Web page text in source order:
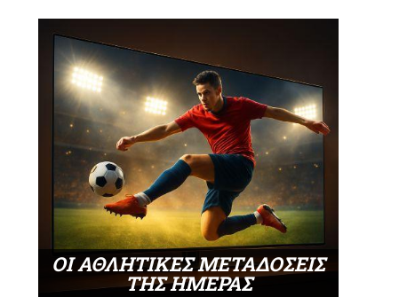
ΟΙ ΑΘΛΗΤΙΚΕΣ ΜΕΤΑΔΟΣΕΙΣ
ΤΗΣ ΗΜΕΡΑΣ